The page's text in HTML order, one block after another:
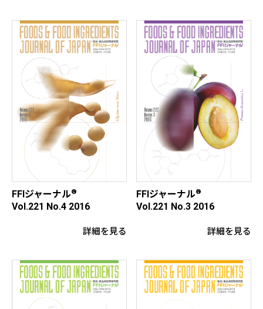
FFIジャーナル®
Vol.221 No.4 2016
詳細を見る
FFIジャーナル®
Vol.221 No.3 2016
詳細を見る